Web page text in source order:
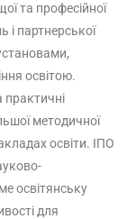
та професійної
і партнерської
освітою.
практичні
методичної
освіти. ІПО
освітянську
для